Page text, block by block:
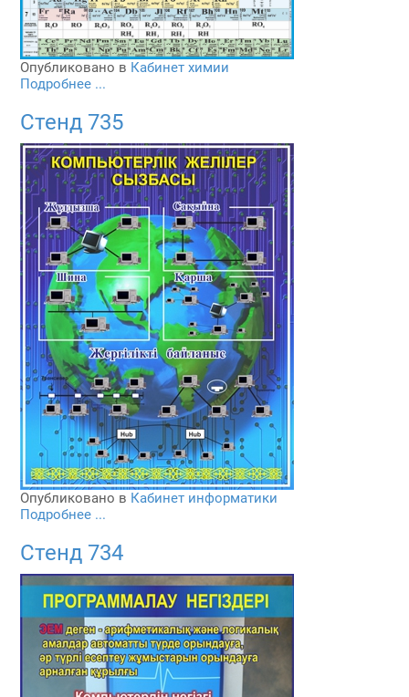
Опубликовано в Кабинет химии
Подробнее ...
Стенд 735
Опубликовано в Кабинет информатики
Подробнее ...
Стенд 734